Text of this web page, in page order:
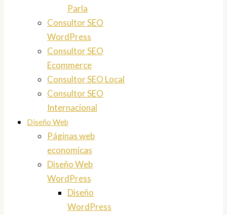
Parla
Consultor SEO
WordPress
Consultor SEO
Ecommerce
Consultor SEO Local
Consultor SEO
Internacional
Diseño Web
Páginas web
economicas
Diseño Web
WordPress
Diseño
WordPress